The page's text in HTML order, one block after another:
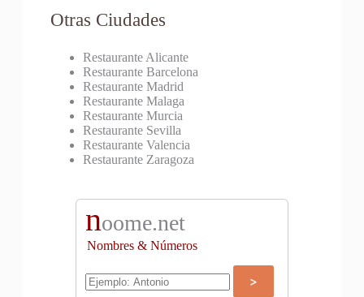
Otras Ciudades
Restaurante Alicante
Restaurante Barcelona
Restaurante Madrid
Restaurante Malaga
Restaurante Murcia
Restaurante Sevilla
Restaurante Valencia
Restaurante Zaragoza
noome.net
Nombres & Números